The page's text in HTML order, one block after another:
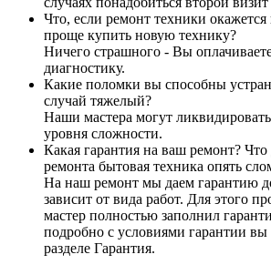
Что, если ремонт техники
проще купить новую технику?
Ничего страшного - Вы
диагностику.
Какие поломки вы способны
случай тяжелый?
Наши мастера могут
уровня сложности.
Какая гарантия на ваш ремонт? Что
ремонта бытовая техника опять
На наш ремонт мы даем гарантию
зависит от вида работ. Для этого
мастер полностью заполнил
подробно с условиями гарантии вы
разделе Гарантия.